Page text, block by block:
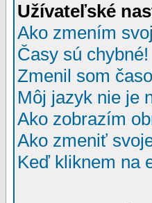
Užívateľské
Ako zmením
Časy sú chybné!
Zmenil som
Môj jazyk nie je
Ako zobrazím
Ako zmeniť
Keď kliknem na